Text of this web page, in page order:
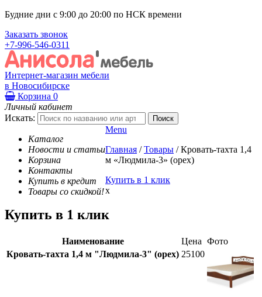
Будние дни с 9:00 до 20:00 по НСК времени
Заказать звонок
+7-996-546-0311
Интернет-магазин мебели
в Новосибирске
Корзина 0
Личный кабинет
Искать:
Каталог
Новости и статьи
Корзина
Контакты
Купить в кредит
Товары со скидкой!
Menu
Главная / Товары / Кровать-тахта 1,4
м «Людмила-3» (орех)
Купить в 1 клик
x
Купить в 1 клик
Наименование Цена Фото
Кровать-тахта 1,4 м "Людмила-3" (орех) 25100